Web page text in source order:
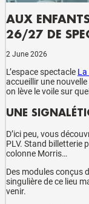
AUX
26/27 DE
2 June 2026
L’espace spectacle La
accueillir une
on lève le voile sur
UNE
D’ici peu, vous
PLV. Stand billetterie
colonne Morris…
Des modules conçus
singulière de ce lieu
venir.